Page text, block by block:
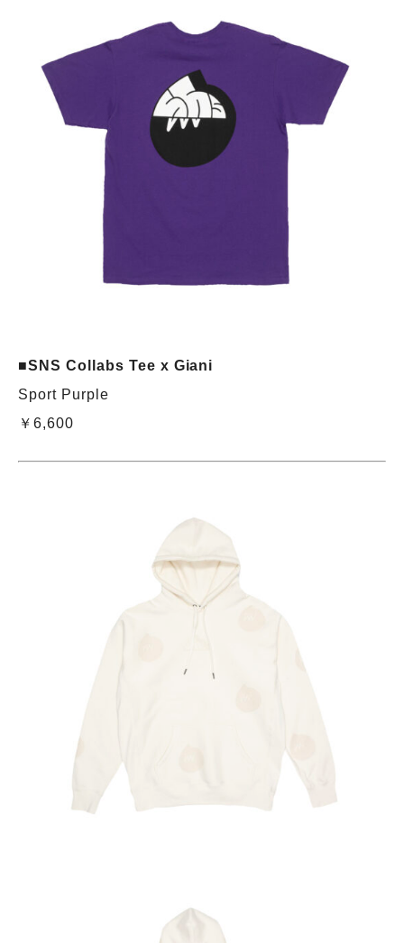
■SNS Collabs Tee x Giani
Sport Purple
￥6,600